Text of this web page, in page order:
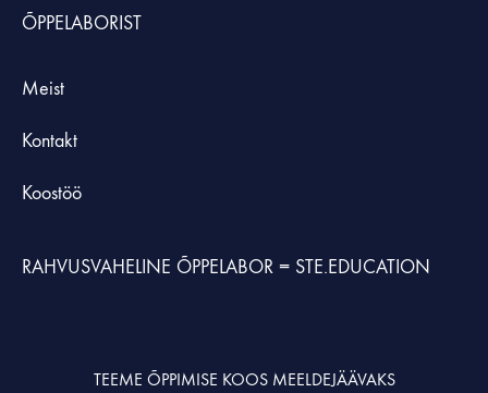
ÕPPELABORIST
Meist
Kontakt
Koostöö
RAHVUSVAHELINE ÕPPELABOR = STE.EDUCATION
TEEME ÕPPIMISE KOOS MEELDEJÄÄVAKS